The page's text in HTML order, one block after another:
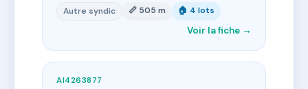
Autre syndic 📏 505 m 🏠 4 lots
Voir la fiche →
AI4263877